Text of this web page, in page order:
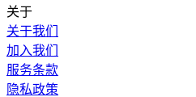
关于
关于我们
加入我们
服务条款
隐私政策